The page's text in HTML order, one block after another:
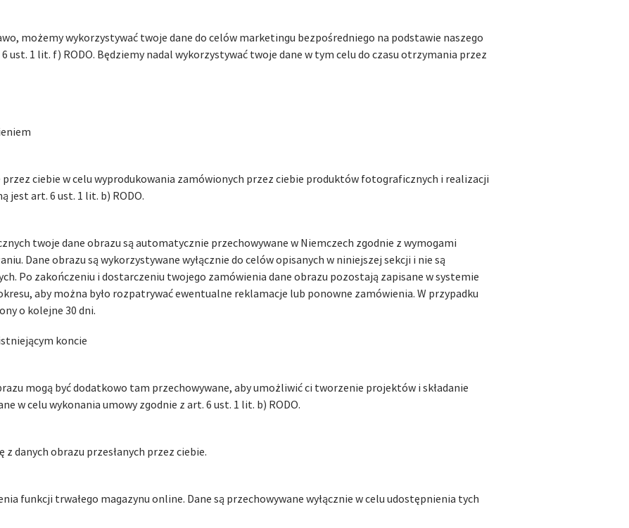
możemy wykorzystywać twoje dane do celów marketingu bezpośredniego na podstawie naszego
ust. 1 lit. f) RODO. Będziemy nadal wykorzystywać twoje dane w tym celu do czasu otrzymania przez
ciebie w celu wyprodukowania zamówionych przez ciebie produktów fotograficznych i realizacji
jest art. 6 ust. 1 lit. b) RODO.
twoje dane obrazu są automatycznie przechowywane w Niemczech zgodnie z wymogami
Dane obrazu są wykorzystywane wyłącznie do celów opisanych w niniejszej sekcji i nie są
Po zakończeniu i dostarczeniu twojego zamówienia dane obrazu pozostają zapisane w systemie
aby można było rozpatrywać ewentualne reklamacje lub ponowne zamówienia. W przypadku
o kolejne 30 dni.
koncie
mogą być dodatkowo tam przechowywane, aby umożliwić ci tworzenie projektów i składanie
w celu wykonania umowy zgodnie z art. 6 ust. 1 lit. b) RODO.
z danych obrazu przesłanych przez ciebie.
funkcji trwałego magazynu online. Dane są przechowywane wyłącznie w celu udostępnienia tych